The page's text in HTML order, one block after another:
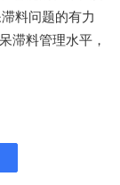
料问题的有力
滞料管理水平，